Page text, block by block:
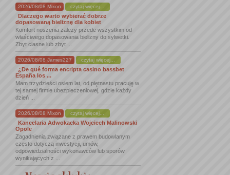
2026/08/08 Mixon czytaj więcej...
Dlaczego warto wybierać dobrze
dopasowaną bieliznę dla kobiet
Komfort noszenia zależy przede wszystkim od
właściwego dopasowania bielizny do sylwetki.
Zbyt ciasne lub zbyt ...
2026/08/08 James227 czytaj więcej...
¿De qué forma encripta casino bassbet
España los ...
Mam trzydzieści osiem lat, od piętnastu pracuję w
tej samej firmie ubezpieczeniowej, gdzie każdy
dzień ...
2026/08/08 Mixon czytaj więcej...
Kancelaria Adwokacka Wojciech Malinowski
Opole
Zagadnienia związane z prawem budowlanym
często dotyczą inwestycji, umów,
odpowiedzialności wykonawców lub sporów
wynikających z ...